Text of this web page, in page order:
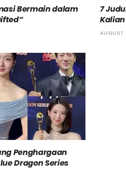
Bermain dalam
7
Penghargaan
Dragon Series